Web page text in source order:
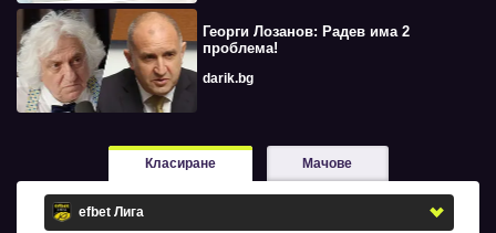
Георги Лозанов: Радев има 2
проблема!
darik.bg
Класиране Мачове